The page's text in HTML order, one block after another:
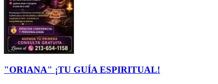
"ORIANA" ¡TU GUÍA ESPIRITUAL!